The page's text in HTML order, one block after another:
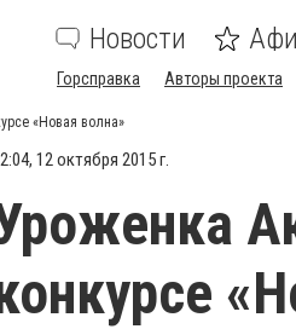
Новости
Горсправка Авторы проекта
«Новая волна»
12 октября 2015 г.